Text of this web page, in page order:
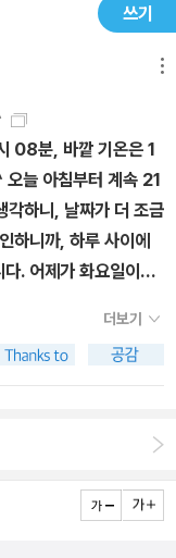
쓰기
08분, 바깥 기온은 1
늘 아침부터 계속 21
각하니, 날짜가 더 조금
하니까, 하루 사이에
. 어제가 화요일이었
, 날짜는 조금 더 빨리
이 없어요. 오늘은
, 오후 시간을 내서 페
나가는 거야? 같은
많은 것 같은 기분이
더보기